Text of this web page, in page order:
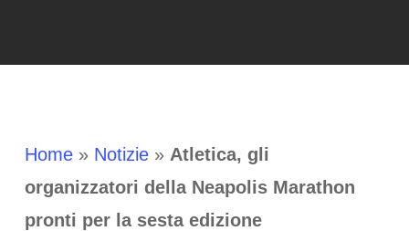
Home» Notizie» Atletica, gli
organizzatori della Neapolis Marathon
pronti per la sesta edizione